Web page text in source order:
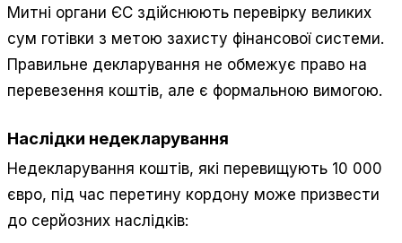
Митні органи ЄС здійснюють перевірку великих
сум готівки з метою захисту фінансової системи.
Правильне декларування не обмежує право на
перевезення коштів, але є формальною вимогою.
Наслідки недекларування
Недекларування коштів, які перевищують 10 000
євро, під час перетину кордону може призвести
до серйозних наслідків: